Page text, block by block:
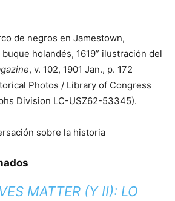
de negros en Jamestown,
holandés, 1619” ilustración del
, v. 102, 1901 Jan., p. 172
Photos / Library of Congress
Division LC-USZ62-53345).
sobre la historia
MATTER (Y II): LO